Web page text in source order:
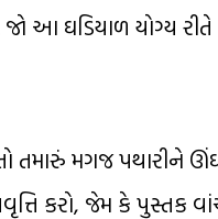
ઘડિયાળ યોગ્ય રીતે
તમારું મગજ પથારીને
કરો, જેમ કે પુસ્તક